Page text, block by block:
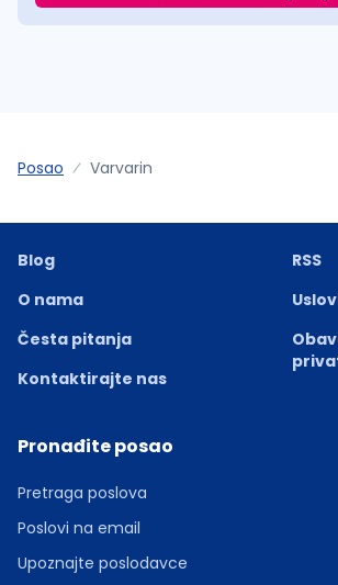
Posao Varvarin
Blog
O nama
Česta pitanja
Kontaktirajte nas
RSS
Pronađite posao
Pretraga poslova
Poslovi na email
Upoznajte poslodavce